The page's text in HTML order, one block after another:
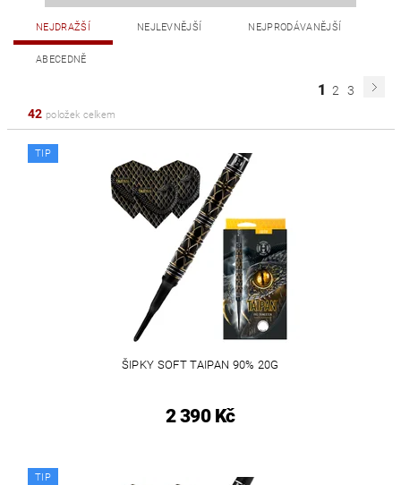
NEJDRAŽŠÍ NEJLEVNĚJŠÍ NEJPRODÁVANĚJŠÍ
ABECEDNĚ
1 2
3
42 položek celkem
TIP
ŠIPKY SOFT TAIPAN 90% 20G
2 390 Kč
TIP